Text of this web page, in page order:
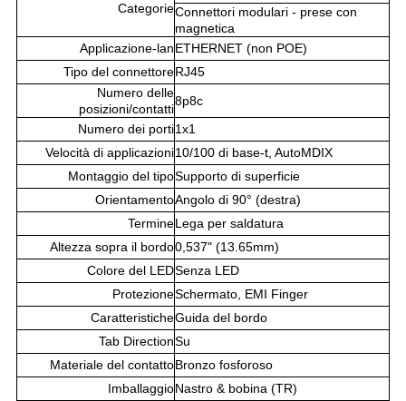
CategorieConnettori modulari - prese con
magnetica
Applicazione-lanETHERNET (non POE)
Tipo del connettoreRJ45
Numero delle
posizioni/contatti
8p8c
Numero dei porti1x1
Velocità di applicazioni10/100 di base-t, AutoMDIX
Montaggio del tipoSupporto di superficie
OrientamentoAngolo di 90° (destra)
TermineLega per saldatura
Altezza sopra il bordo0,537" (13.65mm)
Colore del LEDSenza LED
ProtezioneSchermato, EMI Finger
CaratteristicheGuida del bordo
Tab DirectionSu
Materiale del contattoBronzo fosforoso
ImballaggioNastro & bobina (TR)